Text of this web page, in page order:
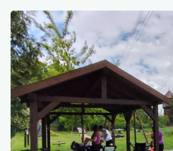
OK